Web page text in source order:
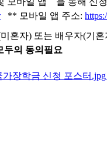
** 모바일 앱 주소:
미혼자) 또는 배우자(기혼
두의 동의필요
가장학금 신청 포스터.jpg